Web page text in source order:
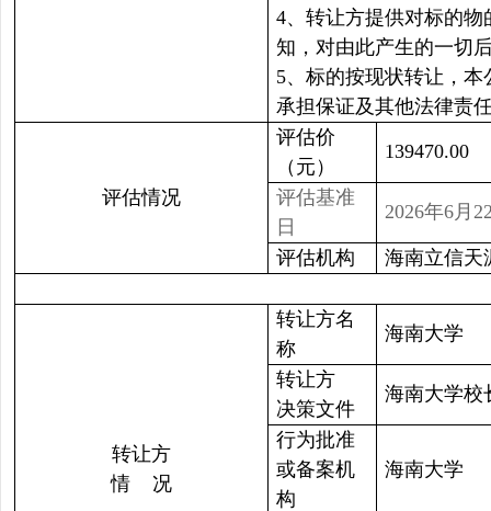
4、转让方提供对标的
知，对由此产生的一切
5、标的按现状转让，
承担保证及其他法律责
评估情况
评估价
（元）
139470.00
评估基准
日
2026年6月
评估机构 海南立信天
转让方
情 况
转让方名
称
海南大学
转让方
决策文件
海南大学校
行为批准
或备案机
构
海南大学